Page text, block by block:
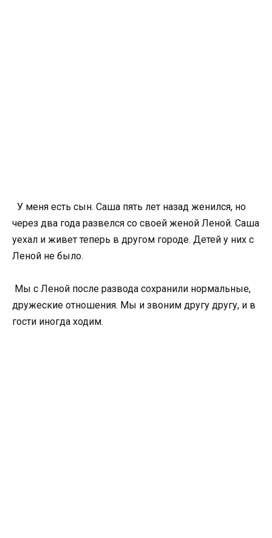
У меня есть сын. Саша пять лет назад женился, но
через два года развелся со своей женой Леной. Саша
уехал и живет теперь в другом городе. Детей у них с
Леной не было.
Мы с Леной после развода сохранили нормальные,
дружеские отношения. Мы и звоним другу другу, и в
гости иногда ходим.